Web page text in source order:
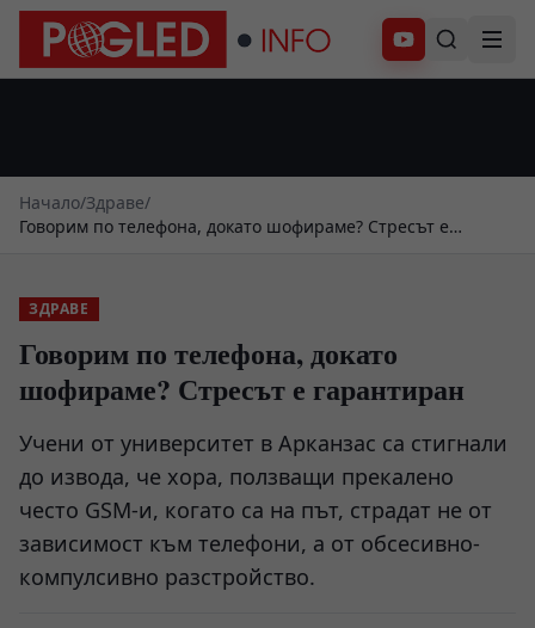
Абонирай се
Начало/Здраве/
Говорим по телефона, докато шофираме? Стресът е
ЗДРАВЕ
Говорим по телефона, докато
шофираме? Стресът е гарантиран
Учени от университет в Арканзас са стигнали
до извода, че хора, ползващи прекалено
често GSM-и, когато са на път, страдат не от
зависимост към телефони, а от обсесивно-
компулсивно разстройство.